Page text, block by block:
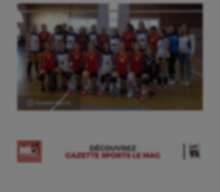
Ⓒ Gazette Sports